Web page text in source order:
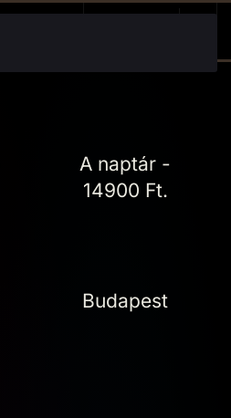
A naptár -
14900 Ft.
Budapest